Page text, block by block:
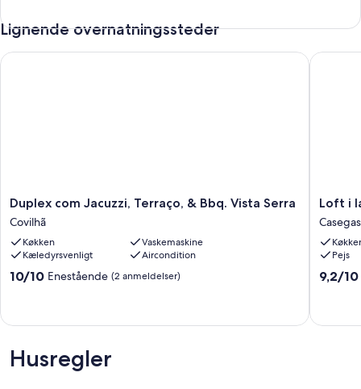
Lignende overnatningssteder
Duplex
com
Jacuzzi,
Terraço,
&
Bbq.
Duplex com Jacuzzi, Terraço, & Bbq. Vista Serra
Covilhã
Køkken
Vaskemaskine
Kæledyrsvenligt
Aircondition
10.0
anmeldelser)
10/10 Enestående (2 anmeldelser)
Duplex com Jacuzzi, Terraço, & Bbq. Vista Serra
Loft
Casegas
-
Serra
Loft i
Casegas
Pejs
9.2
9,2/10
Loft i
Husregler